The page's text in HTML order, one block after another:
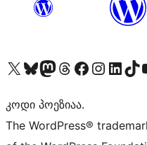
Visit our X (formerly Twitter) account
Visit our Bluesky account
Visit our Mastodon account
Visit our Threads account
Visit our Facebook page
Visit our Instagram
Visit ourVisit our
კოდი პოეზიაა.
The WordPress®